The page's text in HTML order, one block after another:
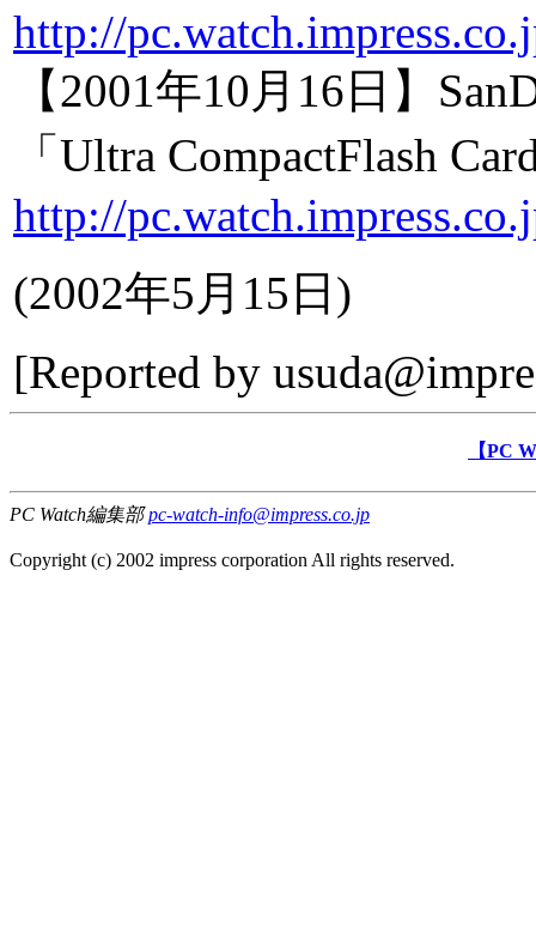
http://
【2001年10月16日】
「Ultra CompactFlash
http://
(2002年5月15日 )
[Reported by
【PC
PC Watch編集部pc-watch-info@impress.co.jp
Copyright (c) 2002 impress corporation All rights reserved.